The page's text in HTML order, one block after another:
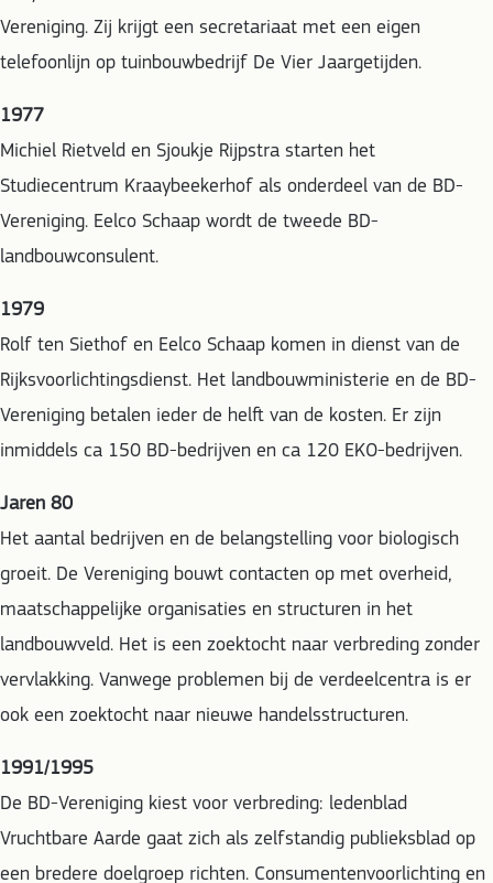
Vereniging. Zij krijgt een secretariaat met een eigen
telefoonlijn op tuinbouwbedrijf De Vier Jaargetijden.
1977
Michiel Rietveld en Sjoukje Rijpstra starten het
Studiecentrum Kraaybeekerhof als onderdeel van de BD-
Vereniging. Eelco Schaap wordt de tweede BD-
landbouwconsulent.
1979
Rolf ten Siethof en Eelco Schaap komen in dienst van de
Rijksvoorlichtingsdienst. Het landbouwministerie en de BD-
Vereniging betalen ieder de helft van de kosten. Er zijn
inmiddels ca 150 BD-bedrijven en ca 120 EKO-bedrijven.
Jaren 80
Het aantal bedrijven en de belangstelling voor biologisch
groeit. De Vereniging bouwt contacten op met overheid,
maatschappelijke organisaties en structuren in het
landbouwveld. Het is een zoektocht naar verbreding zonder
vervlakking. Vanwege problemen bij de verdeelcentra is er
ook een zoektocht naar nieuwe handelsstructuren.
1991/1995
De BD-Vereniging kiest voor verbreding: ledenblad
Vruchtbare Aarde gaat zich als zelfstandig publieksblad op
een bredere doelgroep richten. Consumentenvoorlichting en